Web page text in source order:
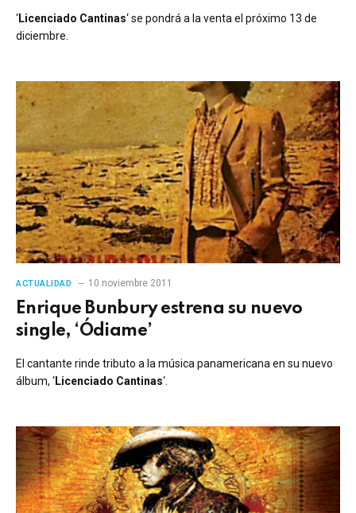
‘Licenciado Cantinas‘ se pondrá a la venta el próximo 13 de
diciembre.
ACTUALIDAD 10 noviembre 2011
Enrique Bunbury estrena su nuevo
single, ‘Ódiame’
El cantante rinde tributo a la música panamericana en su nuevo
álbum, ‘Licenciado Cantinas‘.